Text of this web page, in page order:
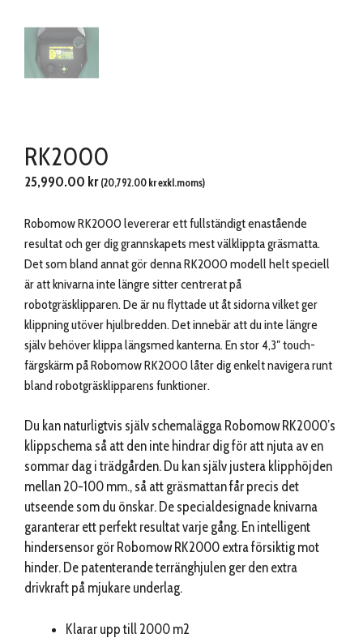
RK2000
25,990.00 kr (20,792.00 krexkl.moms)
Robomow RK2000 levererar ett fullständigt enastående
resultat och ger dig grannskapets mest välklippta gräsmatta.
Det som bland annat gör denna RK2000 modell helt speciell
är att knivarna inte längre sitter centrerat på
robotgräsklipparen. De är nu flyttade ut åt sidorna vilket ger
klippning utöver hjulbredden. Det innebär att du inte längre
själv behöver klippa längsmed kanterna. En stor 4,3″ touch-
färgskärm på Robomow RK2000 låter dig enkelt navigera runt
bland robotgräsklipparens funktioner.
Du kan naturligtvis själv schemalägga Robomow RK2000’s
klippschema så att den inte hindrar dig för att njuta av en
sommar dag i trädgården. Du kan själv justera klipphöjden
mellan 20-100 mm., så att gräsmattan får precis det
utseende som du önskar. De specialdesignade knivarna
garanterar ett perfekt resultat varje gång. En intelligent
hindersensor gör Robomow RK2000 extra försiktig mot
hinder. De patenterande terränghjulen ger den extra
drivkraft på mjukare underlag.
Klarar upp till 2000 m2